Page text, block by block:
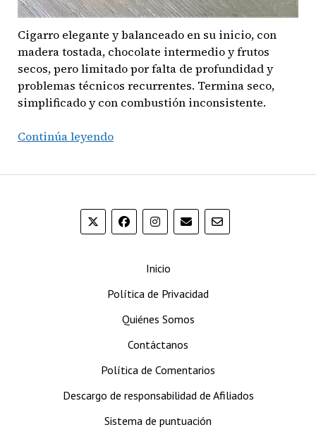
Cigarro elegante y balanceado en su inicio, con
madera tostada, chocolate intermedio y frutos
secos, pero limitado por falta de profundidad y
problemas técnicos recurrentes. Termina seco,
simplificado y con combustión inconsistente.
Continúa leyendoRocky
Inicio
Política de Privacidad
Quiénes Somos
Contáctanos
Política de Comentarios
Descargo de responsabilidad de Afiliados
Sistema de puntuación